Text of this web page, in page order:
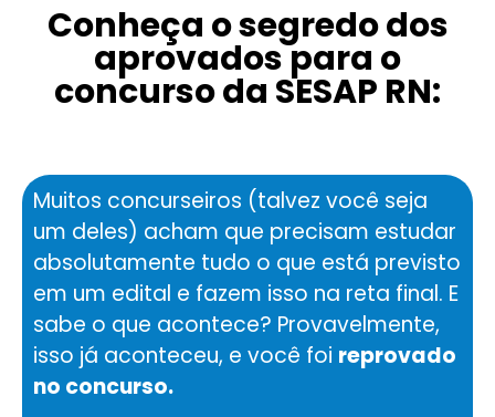
Conheça o segredo dos
aprovados para o
concurso da SESAP RN:
Muitos concurseiros (talvez você seja
um deles) acham que precisam estudar
absolutamente tudo o que está previsto
em um edital e fazem isso na reta final. E
sabe o que acontece? Provavelmente,
isso já aconteceu, e você foi reprovado
no concurso.